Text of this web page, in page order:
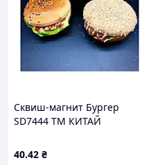
Сквиш-магнит Бургер
SD7444 ТМ КИТАЙ
40.42 ₴